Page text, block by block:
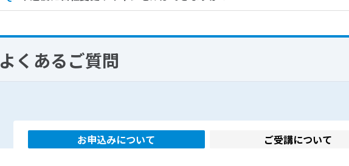
よくあるご質問
お申込みについて ご受講について